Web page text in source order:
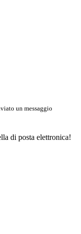
un messaggio
di posta elettronica!